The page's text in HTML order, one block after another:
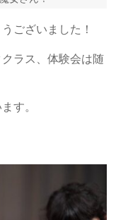
ございました！
ラス、体験会は随
す。